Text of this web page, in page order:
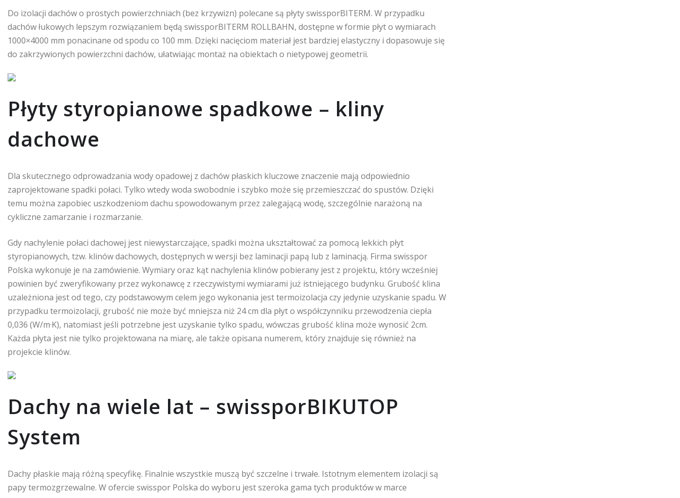
Do izolacji dachów o prostych powierzchniach (bez krzywizn) polecane są płyty swissporBITERM. W przypadku
dachów łukowych lepszym rozwiązaniem będą swissporBITERM ROLLBAHN, dostępne w formie płyt o wymiarach
1000×4000 mm ponacinane od spodu co 100 mm. Dzięki nacięciom materiał jest bardziej elastyczny i dopasowuje się
do zakrzywionych powierzchni dachów, ułatwiając montaż na obiektach o nietypowej geometrii.
Płyty styropianowe spadkowe – kliny
dachowe
Dla skutecznego odprowadzania wody opadowej z dachów płaskich kluczowe znaczenie mają odpowiednio
zaprojektowane spadki połaci. Tylko wtedy woda swobodnie i szybko może się przemieszczać do spustów. Dzięki
temu można zapobiec uszkodzeniom dachu spowodowanym przez zalegającą wodę, szczególnie narażoną na
cykliczne zamarzanie i rozmarzanie.
Gdy nachylenie połaci dachowej jest niewystarczające, spadki można ukształtować za pomocą lekkich płyt
styropianowych, tzw. klinów dachowych, dostępnych w wersji bez laminacji papą lub z laminacją. Firma swisspor
Polska wykonuje je na zamówienie. Wymiary oraz kąt nachylenia klinów pobierany jest z projektu, który wcześniej
powinien być zweryfikowany przez wykonawcę z rzeczywistymi wymiarami już istniejącego budynku. Grubość klina
uzależniona jest od tego, czy podstawowym celem jego wykonania jest termoizolacja czy jedynie uzyskanie spadu. W
przypadku termoizolacji, grubość nie może być mniejsza niż 24 cm dla płyt o współczynniku przewodzenia ciepła
0,036 (W/m·K), natomiast jeśli potrzebne jest uzyskanie tylko spadu, wówczas grubość klina może wynosić 2cm.
Każda płyta jest nie tylko projektowana na miarę, ale także opisana numerem, który znajduje się również na
projekcie klinów.
Dachy na wiele lat – swissporBIKUTOP
System
Dachy płaskie mają różną specyfikę. Finalnie wszystkie muszą być szczelne i trwałe. Istotnym elementem izolacji są
papy termozgrzewalne. W ofercie swisspor Polska do wyboru jest szeroka gama tych produktów w marce